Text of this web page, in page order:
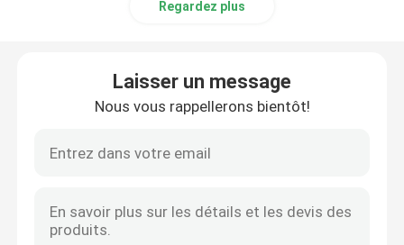
Batterie de transpalette électrique
Batterie de voiture d'entrepôt
batterie de chariot de golf du lithium 48v
Regardez plus
Laisser un message
Nous vous rappellerons bientôt!